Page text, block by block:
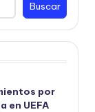
Buscar
por
en UEFA